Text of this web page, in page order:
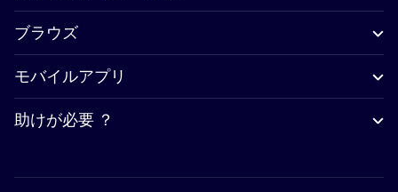
ブラウズ
モバイルアプリ
助けが必要 ？